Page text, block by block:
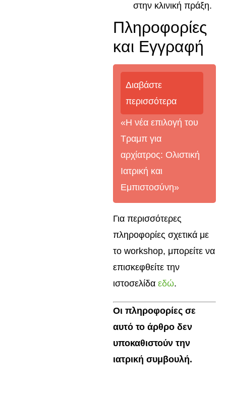
στην κλινική πράξη.
Πληροφορίες
και Εγγραφή
Διαβάστε
περισσότερα
«Η νέα επιλογή του
Τραμπ για
αρχίατρος: Ολιστική
Ιατρική και
Εμπιστοσύνη»
Για περισσότερες
πληροφορίες σχετικά με
το workshop, μπορείτε να
επισκεφθείτε την
ιστοσελίδα εδώ.
Οι πληροφορίες σε
αυτό το άρθρο δεν
υποκαθιστούν την
ιατρική συμβουλή.